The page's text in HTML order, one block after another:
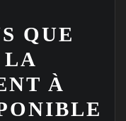
QUE
À